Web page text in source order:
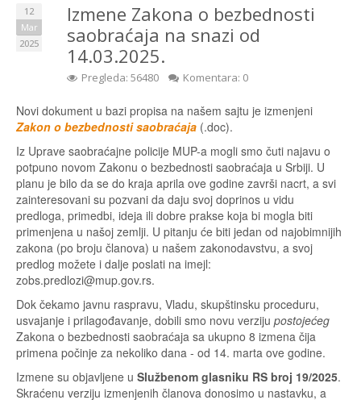
12
Mar
2025
Izmene Zakona o bezbednosti
saobraćaja na snazi od
14.03.2025.
Pregleda: 56480 Komentara: 0
Novi dokument u bazi propisa na našem sajtu je izmenjeni
Zakon o bezbednosti saobraćaja (.doc).
Iz Uprave saobraćajne policije MUP-a mogli smo čuti najavu o
potpuno novom Zakonu o bezbednosti saobraćaja u Srbiji. U
planu je bilo da se do kraja aprila ove godine završi nacrt, a svi
zainteresovani su pozvani da daju svoj doprinos u vidu
predloga, primedbi, ideja ili dobre prakse koja bi mogla biti
primenjena u našoj zemlji. U pitanju će biti jedan od najobimnijih
zakona (po broju članova) u našem zakonodavstvu, a svoj
predlog možete i dalje poslati na imejl:
zobs.predlozi@mup.gov.rs.
Dok čekamo javnu raspravu, Vladu, skupštinsku proceduru,
usvajanje i prilagođavanje, dobili smo novu verziju postojećeg
Zakona o bezbednosti saobraćaja sa ukupno 8 izmena čija
primena počinje za nekoliko dana - od 14. marta ove godine.
Izmene su objavljene u Službenom glasniku RS broj 19/2025.
Skraćenu verziju izmenjenih članova donosimo u nastavku, a